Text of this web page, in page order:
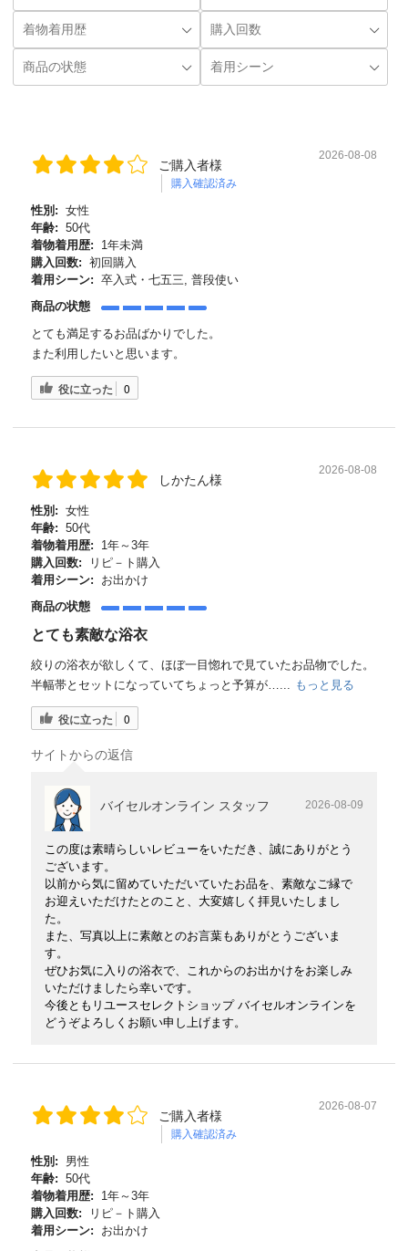
ご購入者様
購入確認済み
2026-08-08
性別: 女性
年齢: 50代
着物着用歴:
1年未満
購入回数: 初回購入
着用シーン: 卒入式・七五三, 普段使い
商品の状態
とても満足するお品ばかりでした。
また利用したいと思います。
役に立った 0
しかたん様
2026-08-08
性別: 女性
年齢: 50代
着物着用歴:
1年～3年
購入回数:
リピ－ト購入
着用シーン:
お出かけ
商品の状態
とても素敵な浴衣
絞りの浴衣が欲しくて、ほぼ一目惚れで見ていたお品物でした。
半幅帯とセットになっていてちょっと予算が…...
もっと見る
役に立った 0
サイトからの返信
バイセルオンライン スタッフ 2026-08-09
この度は素晴らしいレビューをいただき、誠にありがとう
ございます。
以前から気に留めていただいていたお品を、素敵なご縁で
お迎えいただけたとのこと、大変嬉しく拝見いたしまし
た。
また、写真以上に素敵とのお言葉もありがとうございま
す。
ぜひお気に入りの浴衣で、これからのお出かけをお楽しみ
いただけましたら幸いです。
今後ともリユースセレクトショップ バイセルオンラインを
どうぞよろしくお願い申し上げます。
ご購入者様
購入確認済み
2026-08-07
性別:
男性
年齢: 50代
着物着用歴:
1年～3年
購入回数:
リピ－ト購入
着用シーン:
お出かけ